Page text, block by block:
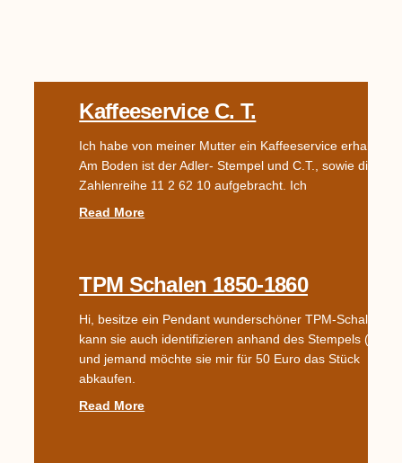
Kaffeeservice C. T.
Ich habe von meiner Mutter ein Kaffeeservice erhalten.
Am Boden ist der Adler- Stempel und C.T., sowie die
Zahlenreihe 11 2 62 10 aufgebracht. Ich
Read More
TPM Schalen 1850-1860
Hi, besitze ein Pendant wunderschöner TPM-Schalen,
kann sie auch identifizieren anhand des Stempels (1850)
und jemand möchte sie mir für 50 Euro das Stück
abkaufen.
Read More